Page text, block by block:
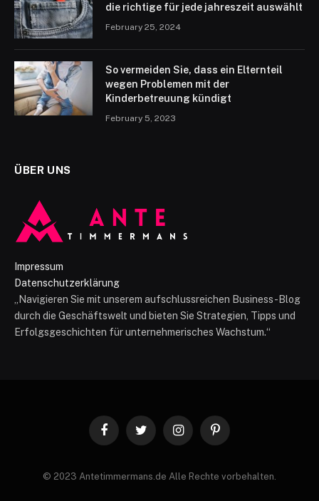
die richtige für jede jahreszeit auswählt
February 25, 2024
So vermeiden Sie, dass ein Elternteil
wegen Problemen mit der
Kinderbetreuung kündigt
February 5, 2023
ÜBER UNS
Impressum
Datenschutzerklärung
„Navigieren Sie mit unserem aufschlussreichen Business-Blog
durch die Geschäftswelt und bieten Sie Strategien, Tipps und
Erfolgsgeschichten für unternehmerisches Wachstum.“
FacebookTwitter InstagramPinterest
© 2023 Antetimmermans.de Alle Rechte vorbehalten.